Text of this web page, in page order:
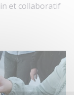
et collaboratif